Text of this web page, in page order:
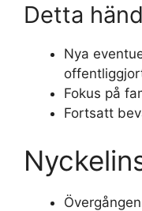
Detta
Nya
Fokus på
Fortsatt